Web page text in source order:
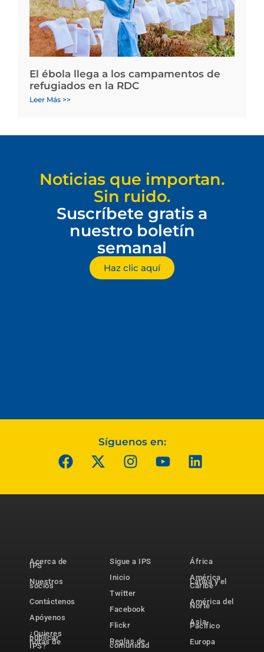
El ébola llega a los campamentos de
refugiados en la RDC
Leer Más >>
Noticias que importan.
Sin ruido.
Suscríbete gratis a
nuestro boletín
semanal
Haz clic aquí
Síguenos en:
Acerca de
IPS
Nuestros
socios
Contáctenos
Apóyenos
¿Quieres
publicar
notas de
IPS?
Sigue a IPS
Inicio
Twitter
Facebook
Flickr
Reglas de
comunidad
África
América
Latina y el
Caribe
América del
Norte
Asia-
Pacífico
Europa